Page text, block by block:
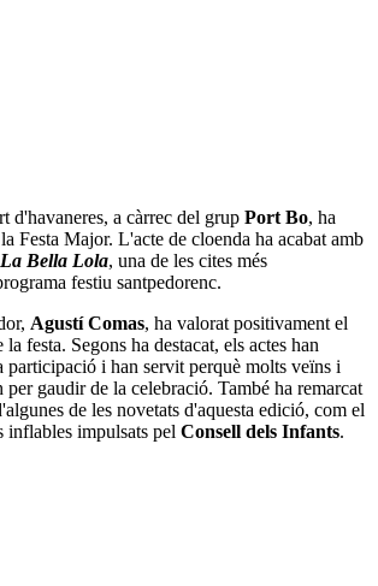
d'havaneres, a càrrec del grup Port Bo, ha
Festa Major. L'acte de cloenda ha acabat amb
La Bella Lola, una de les cites més
festiu santpedorenc.
Agustí Comas, ha valorat positivament el
festa. Segons ha destacat, els actes han
participació i han servit perquè molts veïns i
per gaudir de la celebració. També ha remarcat
de les novetats d'aquesta edició, com el
inflables impulsats pel Consell dels Infants.